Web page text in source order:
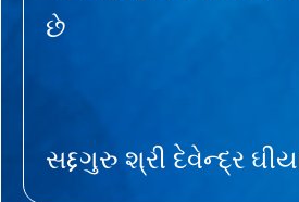
છે
સદ્દગુરુ શ્રી દેવેન્દ્ર